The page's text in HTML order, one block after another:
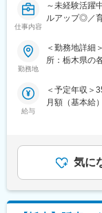
■この仕事の
・月1日の有
・育休取得率
・お子さんが
・時短とフル
店以上の店舗
修体制も充実
識習得研修の
支援するツー
仕事内容
～未経験活躍
ルアップ◎／
当社直営のソ
話やスマート
ます。
◇受付対応
◇店内イベン
■この仕事の
★ライフイベ
（1）社員の
活躍していま
勤務地
＜勤務地詳細
所：栃木県の
給与
＜予定年収＞
月額（基本給
トバンク認定
記月収・年収
（6・12月）
与も支給実績
あくまでも目
気に